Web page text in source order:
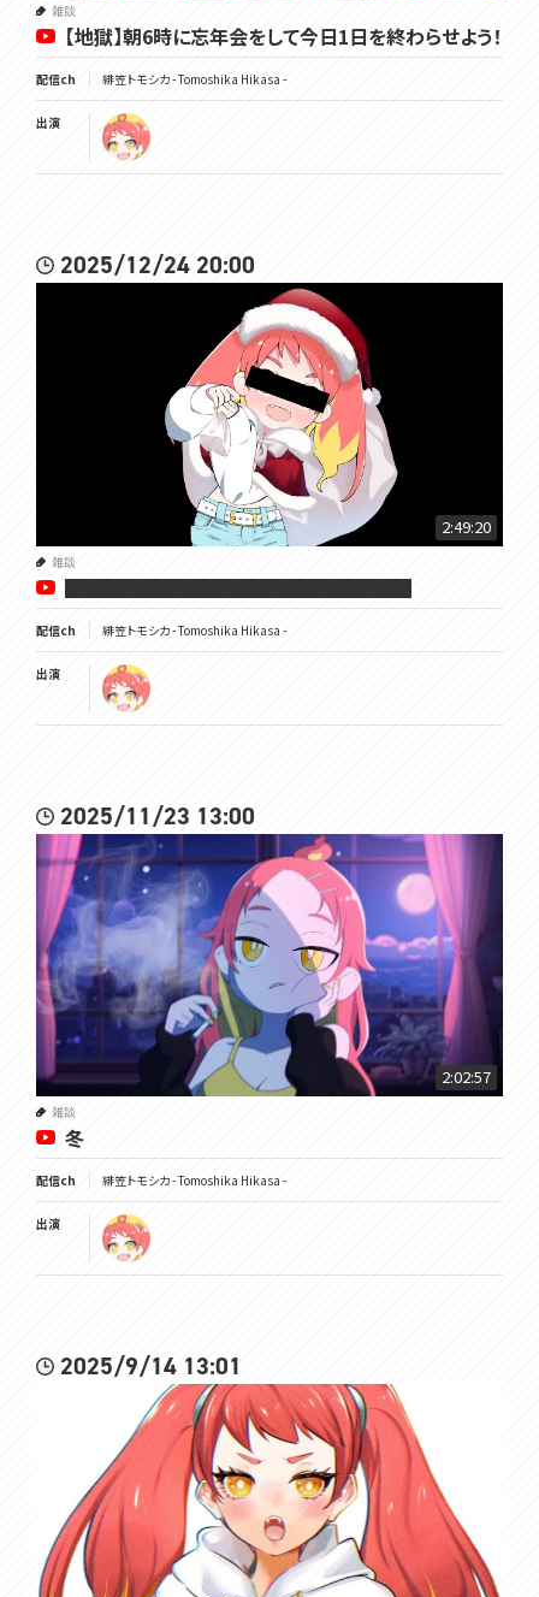
雑談
【地獄】朝6時に忘年会をして今日1日を終わらせよう！
配信ch 緋笠トモシカ - Tomoshika Hikasa -
出演
2025/12/24 20:00
2:49:20
雑談
██████████████████
配信ch 緋笠トモシカ - Tomoshika Hikasa -
出演
2025/11/23 13:00
2:02:57
雑談
冬
配信ch 緋笠トモシカ - Tomoshika Hikasa -
出演
2025/9/14 13:01